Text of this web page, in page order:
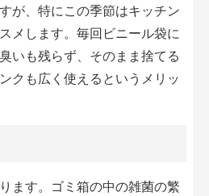
が、特にこの季節はキッチン
メします。毎回ビニール袋に
いも残らず、そのまま捨てる
クも広く使えるというメリッ
ます。ゴミ箱の中の雑菌の繁